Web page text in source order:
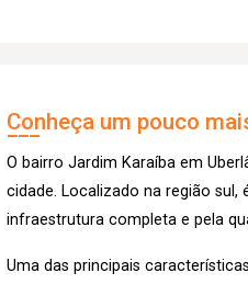
Conheça um pouco
O bairro Jardim Karaíba em
cidade. Localizado na região
infraestrutura completa e pela
Uma das principais